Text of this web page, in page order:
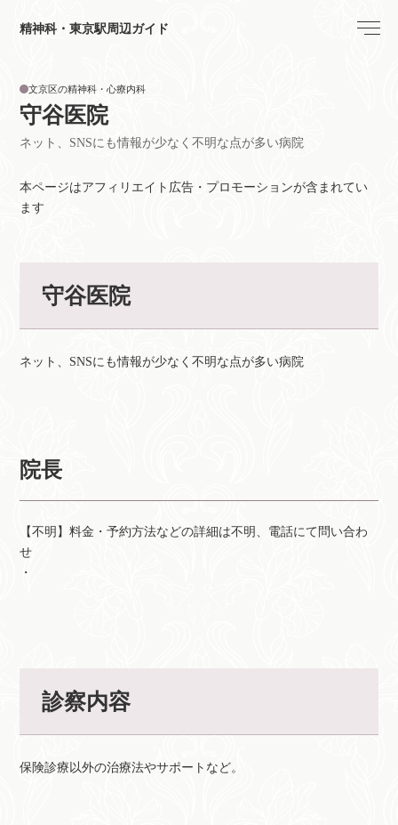
精神科・東京駅周辺ガイド
守谷医院
ネット、SNSにも情報が少なく不明な点が多い病院
文京区の精神科・心療内科
本ページはアフィリエイト広告・プロモーションが含まれてい
ます
守谷医院
ネット、SNSにも情報が少なく不明な点が多い病院
院長
【不明】料金・予約方法などの詳細は不明、電話にて問い合わ
せ
・
診察内容
保険診療以外の治療法やサポートなど。